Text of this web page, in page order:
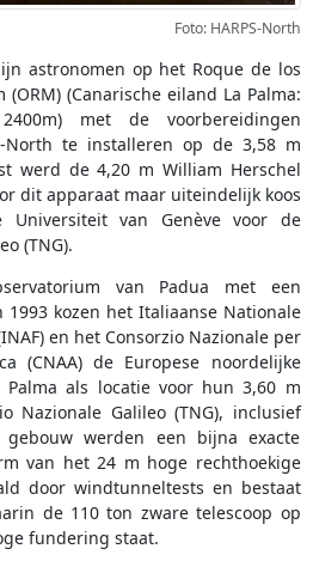
Foto: HARPS-North
astronomen op het Roque de los
(Canarische eiland La Palma:
met de voorbereidingen
North te installeren op de 3,58 m
werd de 4,20 m William Herschel
dit apparaat maar uiteindelijk koos
Universiteit van Genève voor de
(TNG).
van Padua met een
kozen het Italiaanse Nationale
en het Consorzio Nazionale per
(CNAA) de Europese noordelijke
Palma als locatie voor hun 3,60 m
Nazionale Galileo (TNG), inclusief
werden een bijna exacte
van het 24 m hoge rechthoekige
door windtunneltests en bestaat
de 110 ton zware telescoop op
fundering staat.